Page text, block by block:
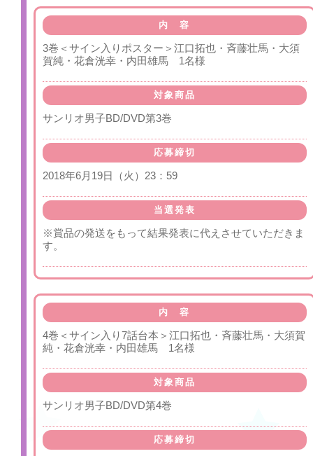
内 容
3巻＜サイン入りポスター＞江口拓也・斉藤壮馬・大須
賀純・花倉洸幸・内田雄馬 1名様
対象商品
サンリオ男子BD/DVD第3巻
応募締切
2018年6月19日（火）23：59
当選発表
※賞品の発送をもって結果発表に代えさせていただきま
す。
内 容
4巻＜サイン入り7話台本＞江口拓也・斉藤壮馬・大須賀
純・花倉洸幸・内田雄馬 1名様
対象商品
サンリオ男子BD/DVD第4巻
応募締切